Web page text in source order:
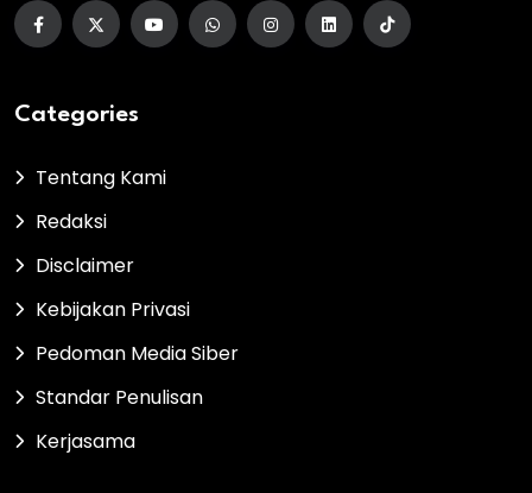
Categories
Tentang Kami
Redaksi
Disclaimer
Kebijakan Privasi
Pedoman Media Siber
Standar Penulisan
Kerjasama